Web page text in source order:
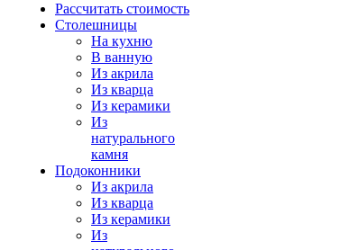
Рассчитать стоимость
Столешницы
На кухню
В ванную
Из акрила
Из кварца
Из керамики
Из
натурального
камня
Подоконники
Из акрила
Из кварца
Из керамики
Из